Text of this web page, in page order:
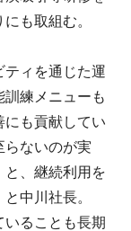
も取組む。
ィを通じた運
練メニューも
にも貢献してい
らないのが実
と、継続利用を
中川社長。
いることも長期